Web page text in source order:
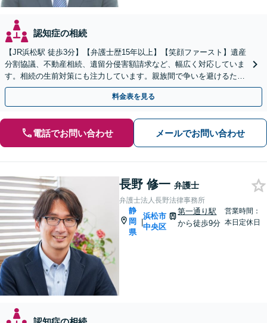
認知症の相続
【JR浜松駅 徒歩3分】【弁護士歴15年以上】【笑顔ファースト】遺産
分割協議、不動産相続、遺留分侵害額請求など、幅広く対応していま
す。相続の生前対策にも注力しています。親族間で争いを避けるため
にも、お早めにご相談ください。【初回面談無料】
料金表を見る
電話でお問い合わせ メールでお問い合わせ
長野 修一 弁護士
弁護士法人長野法律事務所
静
岡
県
|
浜松市
中央区
第一通り駅
から徒歩9分
営業時間：
本日定休日